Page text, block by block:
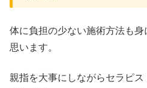
体に負担の少ない施術方法も
思います。
親指を大事にしながらセラピ